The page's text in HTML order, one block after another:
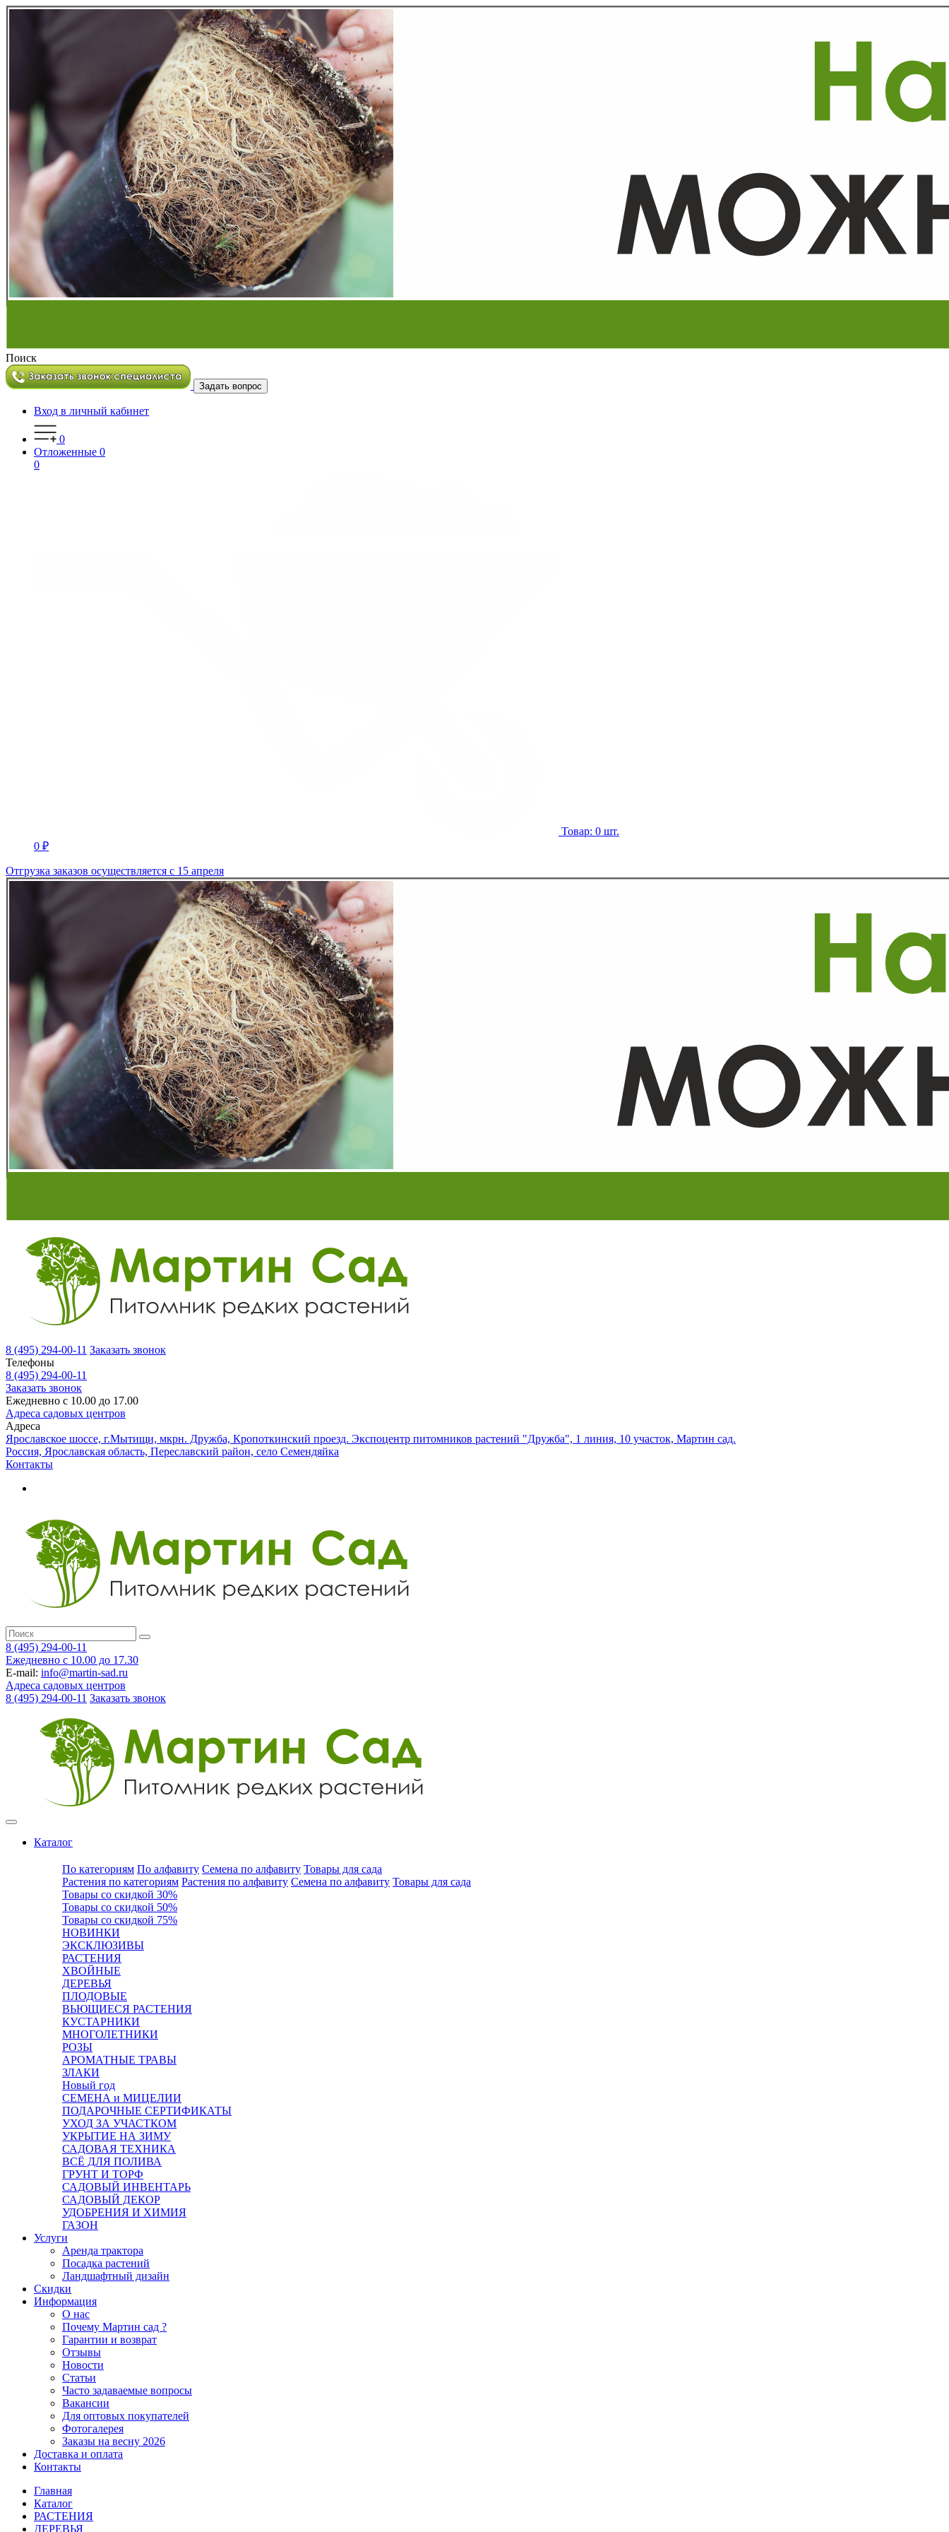
Поиск
Задать вопрос
Вход в личный кабинет
0
Отложенные 0
0
Товар: 0 шт.
0 ₽
Отгрузка заказов осуществляется с 15 апреля
8 (495) 294-00-11 Заказать звонок
Телефоны
8 (495) 294-00-11
Заказать звонок
Ежедневно с 10.00 до 17.00
Адреса садовых центров
Адреса
Ярославское шоссе, г.Мытищи, мкрн. Дружба, Кропоткинский проезд. Экспоцентр питомников растений "Дружба", 1 линия, 10 участок, Мартин сад.
Россия, Ярославская область, Переславский район, село Семендяйка
Контакты
8 (495) 294-00-11
Ежедневно с 10.00 до 17.30
E-mail: info@martin-sad.ru
Адреса садовых центров
8 (495) 294-00-11 Заказать звонок
Каталог
По категориям По алфавиту Семена по алфавиту Товары для сада
Растения по категориям Растения по алфавиту Семена по алфавиту Товары для сада
Товары со скидкой 30%
Товары со скидкой 50%
Товары со скидкой 75%
НОВИНКИ
ЭКСКЛЮЗИВЫ
РАСТЕНИЯ
ХВОЙНЫЕ
ДЕРЕВЬЯ
ПЛОДОВЫЕ
ВЬЮЩИЕСЯ РАСТЕНИЯ
КУСТАРНИКИ
МНОГОЛЕТНИКИ
РОЗЫ
АРОМАТНЫЕ ТРАВЫ
ЗЛАКИ
Новый год
СЕМЕНА и МИЦЕЛИИ
ПОДАРОЧНЫЕ СЕРТИФИКАТЫ
УХОД ЗА УЧАСТКОМ
УКРЫТИЕ НА ЗИМУ
САДОВАЯ ТЕХНИКА
ВСЁ ДЛЯ ПОЛИВА
ГРУНТ И ТОРФ
САДОВЫЙ ИНВЕНТАРЬ
САДОВЫЙ ДЕКОР
УДОБРЕНИЯ И ХИМИЯ
ГАЗОН
Услуги
Аренда трактора
Посадка растений
Ландшафтный дизайн
Скидки
Информация
О нас
Почему Мартин сад ?
Гарантии и возврат
Отзывы
Новости
Статьи
Часто задаваемые вопросы
Вакансии
Для оптовых покупателей
Фотогалерея
Заказы на весну 2026
Доставка и оплата
Контакты
Главная
Каталог
РАСТЕНИЯ
ДЕРЕВЬЯ